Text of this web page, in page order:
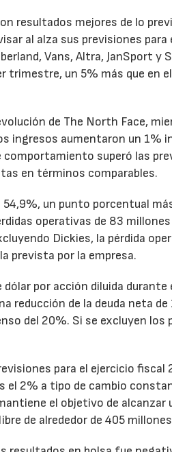
resultados mejores de lo
al alza sus previsiones
Vans, Altra, JanSport y
trimestre, un 5% más que en
de The North Face,
ingresos aumentaron un 1%
superó las
en términos comparables.
un punto porcentual
operativas de 83 millones
Dickies, la pérdida
prevista por la empresa.
por acción diluida
reducción de la deuda neta
del 20%. Si se excluyen los
para el ejercicio fiscal
el 2% a tipo de cambio
el objetivo de alcanzar
de alrededor de 405